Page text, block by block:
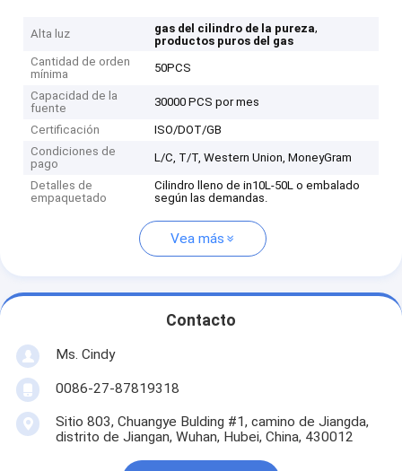
Alta luz gas del cilindro de la pureza,
productos puros del gas
Cantidad de orden
mínima
50PCS
Capacidad de la
fuente
30000 PCS por mes
Certificación
ISO/DOT/GB
Condiciones de
pago
L/C, T/T, Western Union, MoneyGram
Detalles de
empaquetado
Cilindro lleno de in10L-50L o embalado
según las demandas.
Vea más
Contacto
Ms. Cindy
0086-27-87819318
Sitio 803, Chuangye Bulding #1, camino de Jiangda,
distrito de Jiangan, Wuhan, Hubei, China, 430012